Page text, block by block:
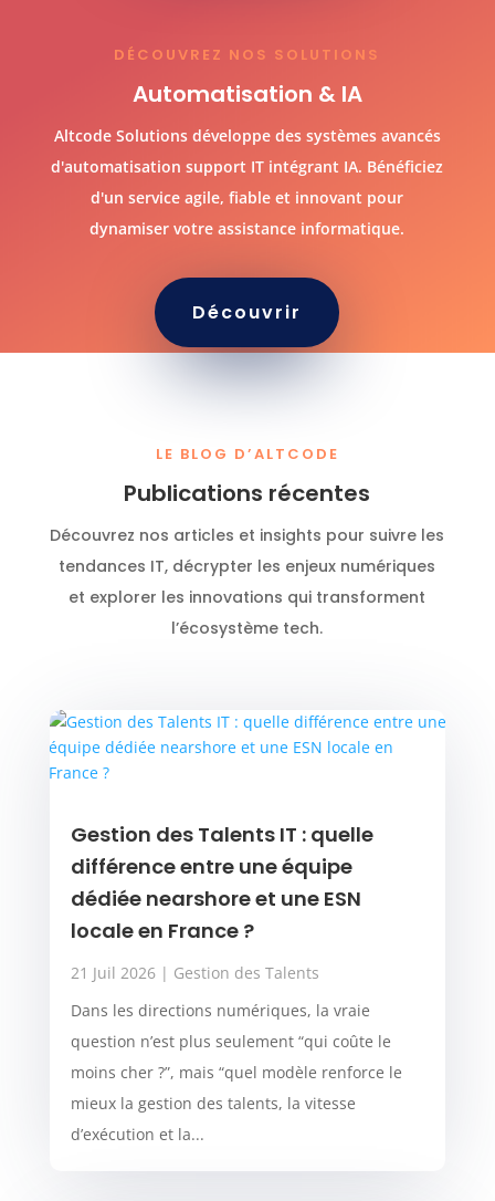
DÉCOUVREZ NOS SOLUTIONS
Automatisation & IA
Altcode Solutions développe des systèmes avancés
d'automatisation support IT intégrant IA. Bénéficiez
d'un service agile, fiable et innovant pour
dynamiser votre assistance informatique.
Découvrir
LE BLOG D’ALTCODE
Publications récentes
Découvrez nos articles et insights pour suivre les
tendances IT, décrypter les enjeux numériques
et explorer les innovations qui transforment
l’écosystème tech.
Gestion des Talents IT : quelle
différence entre une équipe
dédiée nearshore et une ESN
locale en France ?
21 Juil 2026| Gestion des Talents
Dans les directions numériques, la vraie
question n’est plus seulement “qui coûte le
moins cher ?”, mais “quel modèle renforce le
mieux la gestion des talents, la vitesse
d’exécution et la...